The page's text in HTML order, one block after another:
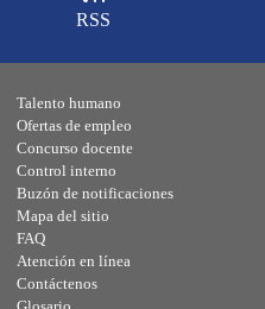
RSS
Talento humano
Ofertas de empleo
Concurso docente
Control interno
Buzón de notificaciones
Mapa del sitio
FAQ
Atención en línea
Contáctenos